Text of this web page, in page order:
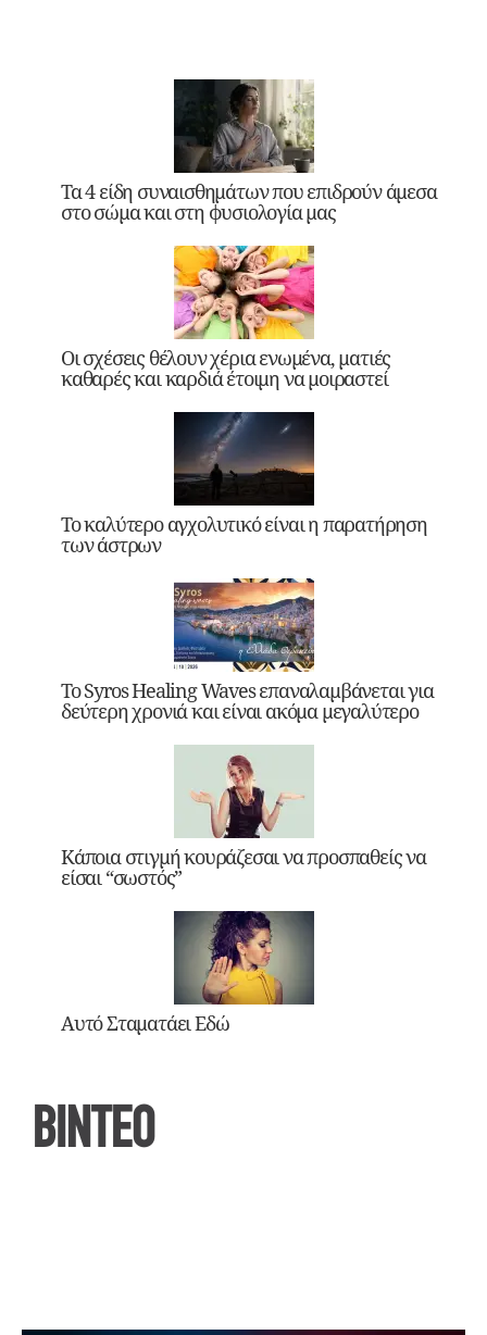
Τα 4 είδη συναισθημάτων που επιδρούν άμεσα
στο σώμα και στη φυσιολογία μας
Οι σχέσεις θέλουν χέρια ενωμένα, ματιές
καθαρές και καρδιά έτοιμη να μοιραστεί
Το καλύτερο αγχολυτικό είναι η παρατήρηση
των άστρων
Το Syros Healing Waves επαναλαμβάνεται για
δεύτερη χρονιά και είναι ακόμα μεγαλύτερο
Κάποια στιγμή κουράζεσαι να προσπαθείς να
είσαι “σωστός”
Αυτό Σταματάει Εδώ
ΒΙΝΤΕΟ